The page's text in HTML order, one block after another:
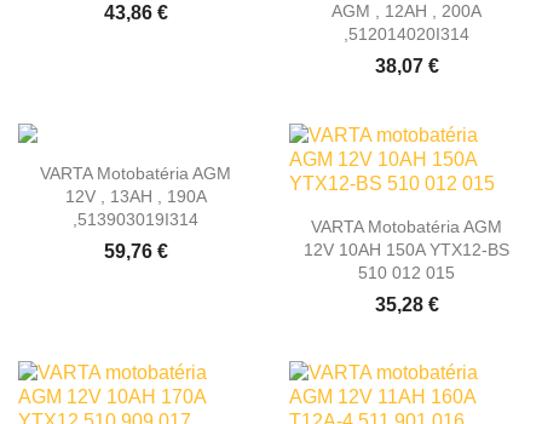
43,86 €
AGM , 12AH , 200A
,512014020I314
38,07 €
VARTA Motobatéria AGM
12V , 13AH , 190A
,513903019I314
59,76 €
VARTA Motobatéria AGM
12V 10AH 150A YTX12-BS
510 012 015
35,28 €